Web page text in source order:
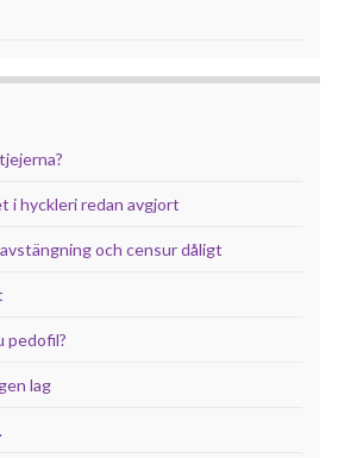
i hyckleri redan avgjort
och censur dåligt
pedofil?
lag